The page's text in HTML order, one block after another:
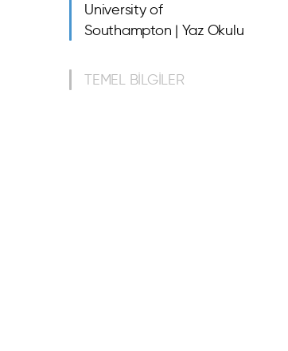
University of
Southampton | Yaz Okulu
TEMEL BİLGİLER